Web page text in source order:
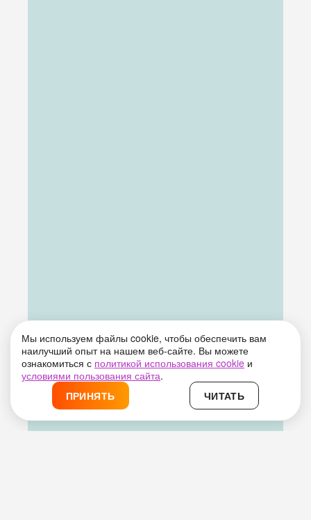
Мы используем файлы cookie, чтобы обеспечить вам
наилучший опыт на нашем веб-сайте. Вы можете
ознакомиться с политикой использования cookie и
условиями пользования сайта.
ПРИНЯТЬ
ЧИТАТЬ